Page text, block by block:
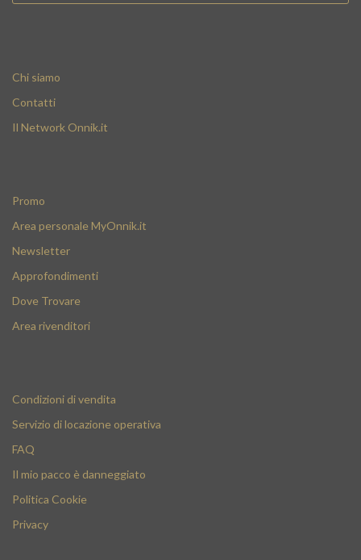
Chi siamo
Contatti
Il Network Onnik.it
Promo
Area personale MyOnnik.it
Newsletter
Approfondimenti
Dove Trovare
Area rivenditori
Condizioni di vendita
Servizio di locazione operativa
FAQ
Il mio pacco è danneggiato
Politica Cookie
Privacy